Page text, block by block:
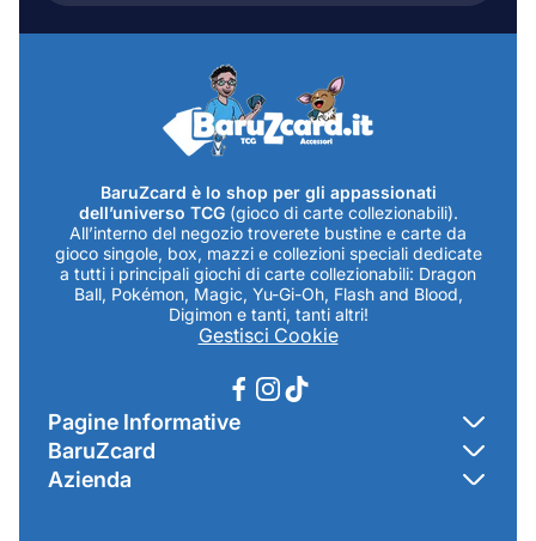
BaruZcard è lo shop per gli appassionati
dell’universo TCG (gioco di carte collezionabili).
All’interno del negozio troverete bustine e carte da
gioco singole, box, mazzi e collezioni speciali dedicate
a tutti i principali giochi di carte collezionabili: Dragon
Ball, Pokémon, Magic, Yu-Gi-Oh, Flash and Blood,
Digimon e tanti, tanti altri!
Gestisci Cookie
Pagine Informative
Contatti
BaruZcard
Azienda